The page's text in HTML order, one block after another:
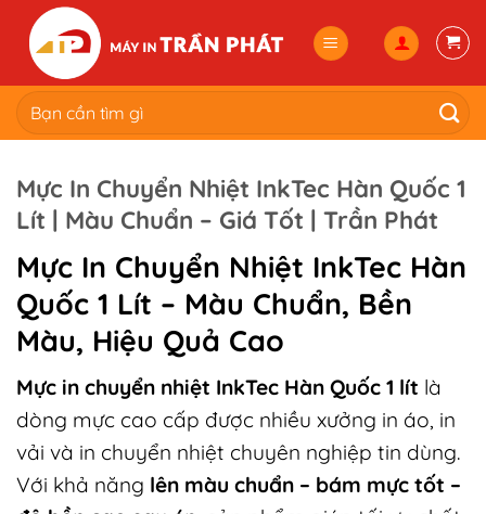
content
Tìm
kiếm:
Mực In Chuyển Nhiệt InkTec Hàn Quốc 1
Lít | Màu Chuẩn – Giá Tốt | Trần Phát
Mực In Chuyển Nhiệt InkTec Hàn
Quốc 1 Lít – Màu Chuẩn, Bền
Màu, Hiệu Quả Cao
Mực in chuyển nhiệt InkTec Hàn Quốc 1 lít là
dòng mực cao cấp được nhiều xưởng in áo, in
vải và in chuyển nhiệt chuyên nghiệp tin dùng.
Với khả năng lên màu chuẩn – bám mực tốt –